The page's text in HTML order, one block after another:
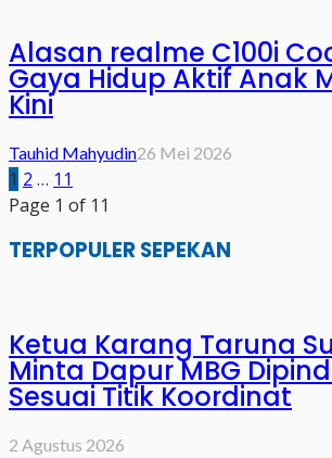
Alasan realme C100i
Gaya Hidup Aktif Anak
Kini
Tauhid Mahyudin26 Mei 2026
1 2 … 11
Page 1 of 11
TERPOPULER SEPEKAN
Ketua Karang Taruna
Minta Dapur MBG
Sesuai Titik Koordinat
2 Agustus 2026